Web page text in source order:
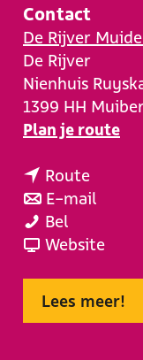
Contact
De Rijver
De Rijver
Nienhuis
1399 HH
Plan je routen
l
Routen
a
r
b
E-mailn
a
u
BelJ
u
l
Websitev
J
Lees meer!